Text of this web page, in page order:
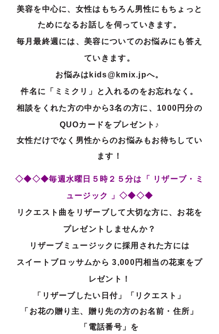
美容を中心に、女性はもちろん男性にもちょっと
ためになるお話しを伺っていきます。
毎月最終週には、美容についてのお悩みにも答え
ていきます。
お悩みはkids@kmix.jpへ。
件名に「ミミクリ」と入れるのをお忘れなく。
相談をくれた方の中から3名の方に、1000円分の
QUOカードをプレゼント♪
女性だけでなく男性からのお悩みもお待ちしてい
ます！
◇◆◇◆毎週水曜日５時２５分は「 リザーブ・ミ
ュージック 」◇◆◇◆
リクエスト曲をリザーブして大切な方に、お花を
プレゼントしませんか？
リザーブミュージックに採用された方には
スイートブロッサムから 3,000円相当の花束をプ
レゼント！
「リザーブしたい日付」「リクエスト」
「お花の贈り主、贈り先の方のお名前・住所」
「電話番号」を